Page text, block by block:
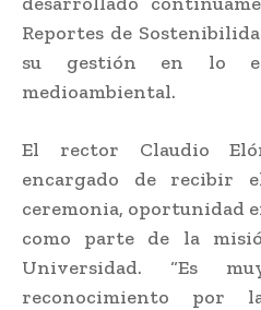
Reportes de
su gestión en lo
medioambiental.
El rector Claudio
encargado de recibir
ceremonia, oportunidad
como parte de la
Universidad. “Es
reconocimiento por